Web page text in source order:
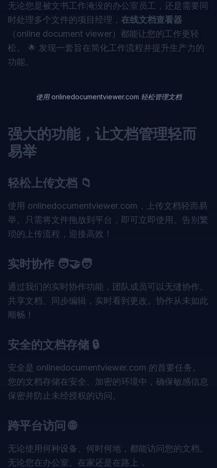
无论您是被文书工作淹没的办公室员工，还是需要同
时处理多个文件的项目经理， 在线文档查看器
（online document viewer）都能让您的工作更轻
松。 🌟 发现一套旨在简化工作流程并提升生产力的
功能。
使用 onlinedocumentviewer.com 轻松管理文档
强大的功能，让文档管理轻而
易举
轻松上传文档 📁
使用 onlinedocumentviewer.com，上传文档轻而易
举。只需将文件拖放到平台，即可立即使用。告别繁
琐的上传流程，迎接高效！
实时协作 🧑‍🤝‍🧑
通过我们的实时协作功能，团队成员可以无缝协作。
共享文档、同步编辑，实时看到更改。协作从未如此
顺畅！
安全的文档存储 🔒
安全是 onlinedocumentviewer.com 的首要任务。
您的文档存储在安全、加密的环境中，确保敏感信息
保密并防止未经授权的访问。
跨平台访问 🌐
无论使用何种设备、何时何地，都能访问您的文档。
无论您在办公室、在家还是在路上，